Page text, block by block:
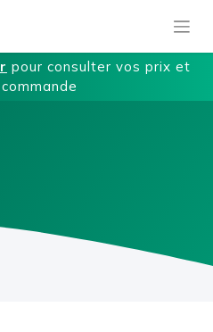
pour consulter vos prix et